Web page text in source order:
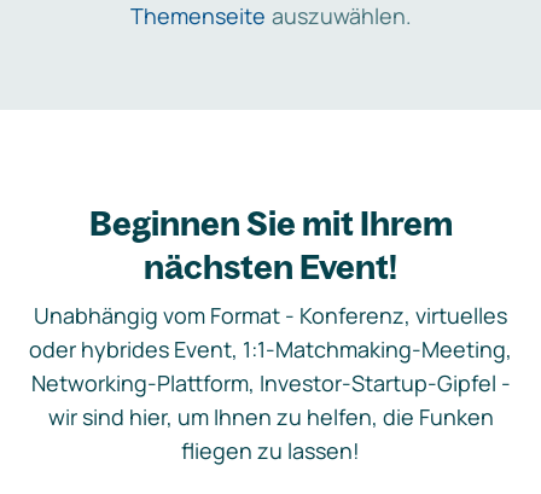
Themenseite auszuwählen.
Beginnen Sie mit Ihrem
nächsten Event!
Unabhängig vom Format - Konferenz, virtuelles
oder hybrides Event, 1:1-Matchmaking-Meeting,
Networking-Plattform, Investor-Startup-Gipfel -
wir sind hier, um Ihnen zu helfen, die Funken
fliegen zu lassen!